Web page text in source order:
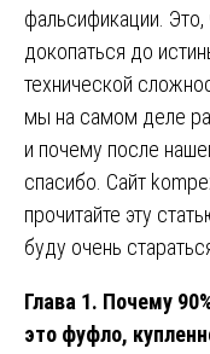
фальсификации.
докопаться до
технической
мы на самом деле
и почему после
спасибо. Сайт
прочитайте эту
буду очень
Глава 1. Почему
это фуфло,